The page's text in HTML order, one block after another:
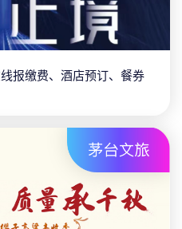
息批量导入，嘉宾出示二